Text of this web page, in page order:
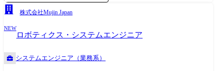
株式会社Mujin Japan
NEW
ロボティクス・システムエンジニア
システムエンジニア（業務系）